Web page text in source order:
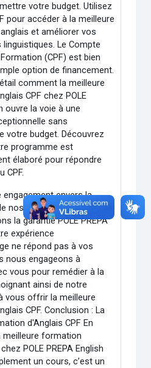
votre budget. Utilisez
pour accéder à la meilleure
et améliorer vos
Le Compte
(CPF) est bien
option de financement.
comment la meilleure
CPF chez POLE
ouvre la voie à une
sans
votre budget. Découvrez
programme est
élaboré pour répondre
CPF.
engagement envers la
nos apprenants, nous
la garantie POLE PREPA
expérience
ne répond pas à vos
nous engageons à
vous pour remédier à la
ainsi de notre
vous offrir la meilleure
CPF. Conclusion : La
d'Anglais CPF En
meilleure formation
POLE PREPA English
un cours, c’est un